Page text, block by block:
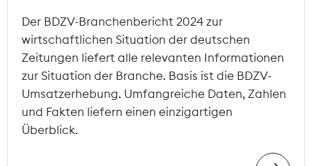
Der BDZV-Branchenbericht 2024 zur
wirtschaftlichen Situation der deutschen
Zeitungen liefert alle relevanten Informationen
zur Situation der Branche. Basis ist die BDZV-
Umsatzerhebung. Umfangreiche Daten, Zahlen
und Fakten liefern einen einzigartigen
Überblick.